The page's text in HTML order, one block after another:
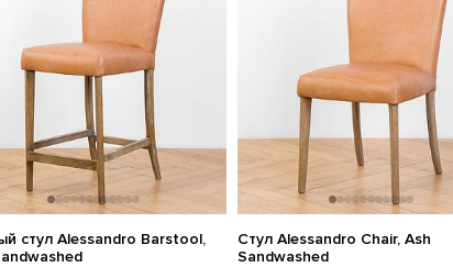
стул Alessandro Barstool,
Стул Alessandro Chair, Ash
Sandwashed